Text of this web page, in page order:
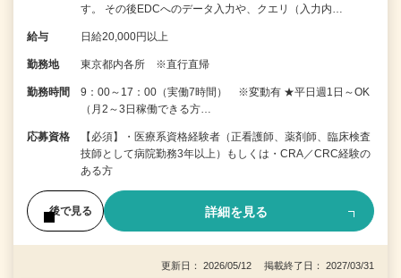
す。 その後EDCへのデータ入力や、クエリ（入力内…
給与 日給20,000円以上
勤務地 東京都内各所 ※直行直帰
勤務時間
9：00～17：00（実働7時間） ※変動有 ★平日週1日～OK
（月2～3日稼働できる方…
応募資格
【必須】・医療系資格経験者（正看護師、薬剤師、臨床検査
技師として病院勤務3年以上）もしくは・CRA／CRC経験の
ある方
後で見る 詳細を見る
更新日： 2026/05/12 掲載終了日： 2027/03/31